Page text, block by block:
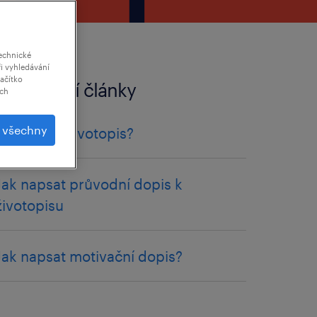
články
napsat životopis?
napsat průvodní dopis k
napsat motivační dopis?
vyhledávání